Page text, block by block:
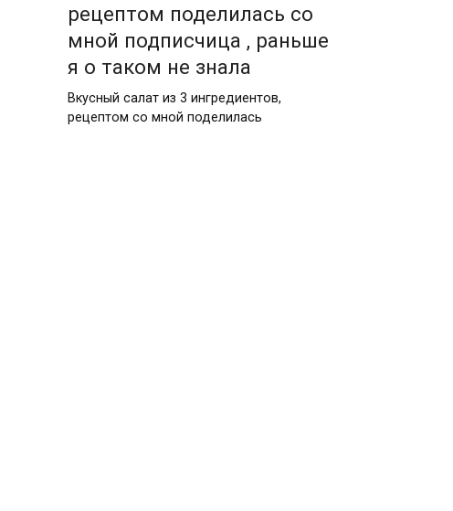
рецептом поделилась со
мной подписчица , раньше
я о таком не знала
Вкусный салат из 3 ингредиентов,
рецептом со мной поделилась